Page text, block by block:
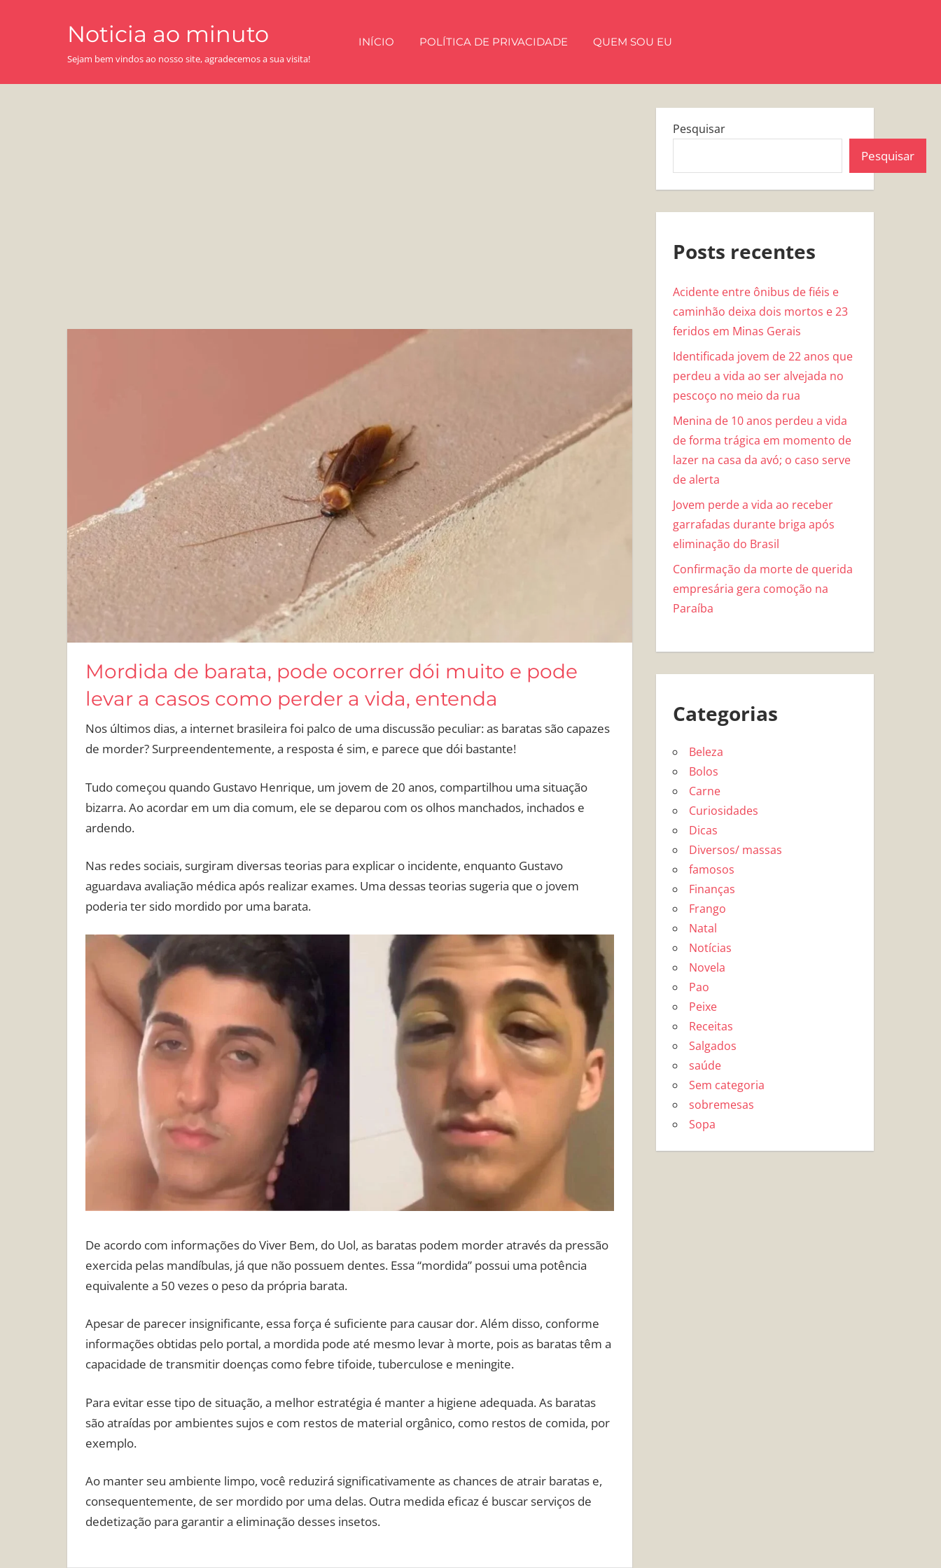
Noticia ao minuto
Sejam bem vindos ao nosso site, agradecemos a sua visita!
INÍCIO POLÍTICA DE PRIVACIDADE QUEM SOU EU
Mordida de barata, pode ocorrer dói muito e pode
levar a casos como perder a vida, entenda
Nos últimos dias, a internet brasileira foi palco de uma discussão peculiar: as baratas são capazes
de morder? Surpreendentemente, a resposta é sim, e parece que dói bastante!
Tudo começou quando Gustavo Henrique, um jovem de 20 anos, compartilhou uma situação
bizarra. Ao acordar em um dia comum, ele se deparou com os olhos manchados, inchados e
ardendo.
Nas redes sociais, surgiram diversas teorias para explicar o incidente, enquanto Gustavo
aguardava avaliação médica após realizar exames. Uma dessas teorias sugeria que o jovem
poderia ter sido mordido por uma barata.
De acordo com informações do Viver Bem, do Uol, as baratas podem morder através da pressão
exercida pelas mandíbulas, já que não possuem dentes. Essa “mordida” possui uma potência
equivalente a 50 vezes o peso da própria barata.
Apesar de parecer insignificante, essa força é suficiente para causar dor. Além disso, conforme
informações obtidas pelo portal, a mordida pode até mesmo levar à morte, pois as baratas têm a
capacidade de transmitir doenças como febre tifoide, tuberculose e meningite.
Para evitar esse tipo de situação, a melhor estratégia é manter a higiene adequada. As baratas
são atraídas por ambientes sujos e com restos de material orgânico, como restos de comida, por
exemplo.
Ao manter seu ambiente limpo, você reduzirá significativamente as chances de atrair baratas e,
consequentemente, de ser mordido por uma delas. Outra medida eficaz é buscar serviços de
dedetização para garantir a eliminação desses insetos.
Pesquisar
Pesquisar
Posts recentes
Acidente entre ônibus de fiéis e
caminhão deixa dois mortos e 23
feridos em Minas Gerais
Identificada jovem de 22 anos que
perdeu a vida ao ser alvejada no
pescoço no meio da rua
Menina de 10 anos perdeu a vida
de forma trágica em momento de
lazer na casa da avó; o caso serve
de alerta
Jovem perde a vida ao receber
garrafadas durante briga após
eliminação do Brasil
Confirmação da morte de querida
empresária gera comoção na
Paraíba
Categorias
Beleza
Bolos
Carne
Curiosidades
Dicas
Diversos/ massas
famosos
Finanças
Frango
Natal
Notícias
Novela
Pao
Peixe
Receitas
Salgados
saúde
Sem categoria
sobremesas
Sopa